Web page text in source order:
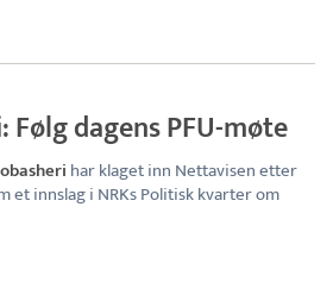
dagens PFU-møte
har klaget inn Nettavisen etter
et innslag i NRKs Politisk kvarter om